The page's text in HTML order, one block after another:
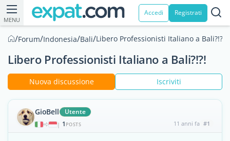
MENU
Accedi Registrati
/Forum/Indonesia/Bali/Libero Professionisti Italiano a Bali?!?!
Libero Professionisti Italiano a Bali?!?!
Nuova discussione Iscriviti
GioBell Utente
| 1 POSTS 11 anni fa #1